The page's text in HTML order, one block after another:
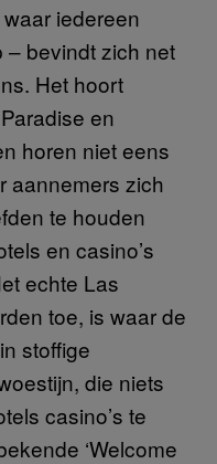
iedereen
– bevindt zich net
Het hoort
en
horen niet eens
aannemers zich
te houden
en casino’s
echte Las
toe, is waar de
stoffige
die niets
casino’s te
‘Welcome